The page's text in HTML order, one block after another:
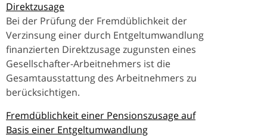
Direktzusage
Bei der Prüfung der Fremdüblichkeit der
Verzinsung einer durch Entgeltumwandlung
finanzierten Direktzusage zugunsten eines
Gesellschafter-Arbeitnehmers ist die
Gesamtausstattung des Arbeitnehmers zu
berücksichtigen.
Fremdüblichkeit einer Pensionszusage auf
Basis einer Entgeltumwandlung